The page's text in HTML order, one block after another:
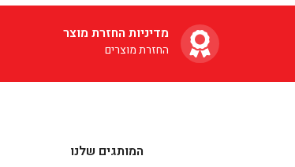
מדיניות החזרת מוצר
החזרת מוצרים
המותגים שלנו